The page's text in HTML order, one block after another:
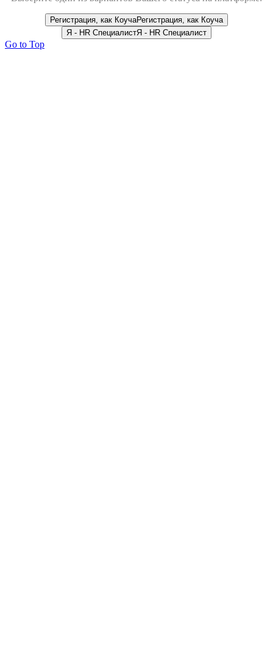
Регистрация, как КоучаРегистрация, как Коуча
Я - HR СпециалистЯ - HR Специалист
Go to Top